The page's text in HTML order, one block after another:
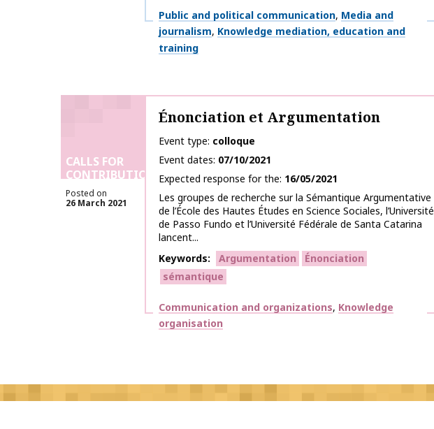
Themes
Public and political communication Media and
journalism Knowledge mediation, education and
training
CALLS FOR
CONTRIBUTIONS
Posted on
26 March 2021
Énonciation et Argumentation
Event type colloque
Event dates 07/10/2021
Expected response for the 16/05/2021
Les groupes de recherche sur la Sémantique Argumentative
de l’École des Hautes Études en Science Sociales, l’Université
de Passo Fundo et l’Université Fédérale de Santa Catarina
lancent...
Keywords
Argumentation
Énonciation
sémantique
Themes
Communication and organizations Knowledge
organisation